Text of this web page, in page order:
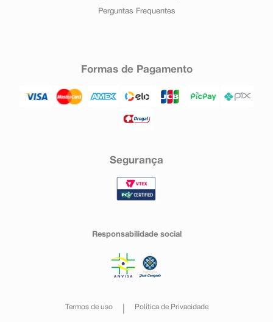
Perguntas Frequentes
Formas de Pagamento
Segurança
Responsabilidade social
Termos de uso Política de Privacidade